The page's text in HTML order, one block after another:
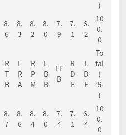
)
8.
6
8.
3
8.
2
8.
0
7.
9
7.
1
6.
2
10
0.
0
R
T
B
L
R
A
R
P
M
L
B
B
LT
B
R
D
E
L
D
E
To
tal
(
%
)
8.
7
8.
6
8.
4
8.
0
7.
4
7.
1
6.
4
10
0.
0